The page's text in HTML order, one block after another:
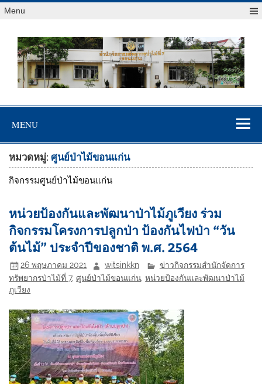
Menu
สจป.ที่ 7
(ขอนแก่น)
MENU
หมวดหมู่:ศูนย์ป่าไม้ขอนแก่น
กิจกรรมศูนย์ป่าไม้ขอนแก่น
หน่วยป้องกันและพัฒนาป่าไม้ภูเวียง ร่วม
กิจกรรมโครงการปลูกป่า ป้องกันไฟป่า “วัน
ต้นไม้” ประจำปีของชาติ พ.ศ. 2564
26 พฤษภาคม 2021 witsinkkn
ข่าวกิจกรรมสำนักจัดการ
ทรัพยากรป่าไม้ที่ 7,ศูนย์ป่าไม้ขอนแก่น ,หน่วยป้องกันและพัฒนาป่าไม้
ภูเวียง